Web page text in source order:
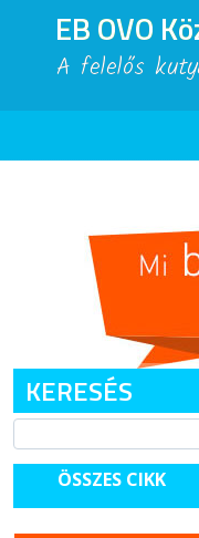
EB OVO
A felelős
KERESÉS
ÖSSZES CIKK